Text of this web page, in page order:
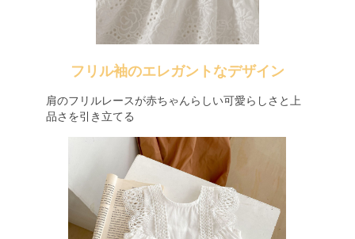
フリル袖のエレガントなデザイン
肩のフリルレースが赤ちゃんらしい可愛らしさと上
品さを引き立てる